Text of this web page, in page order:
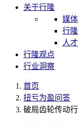
关于行隆
媒
行
人
行隆观点
行业洞察
首页
扭亏为盈问答
破局齿轮传动